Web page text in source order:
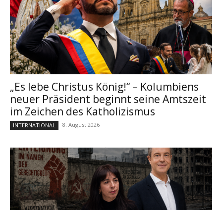
„Es lebe Christus König!“ – Kolumbiens
neuer Präsident beginnt seine Amtszeit
im Zeichen des Katholizismus
INTERNATIONAL 8. August 2026